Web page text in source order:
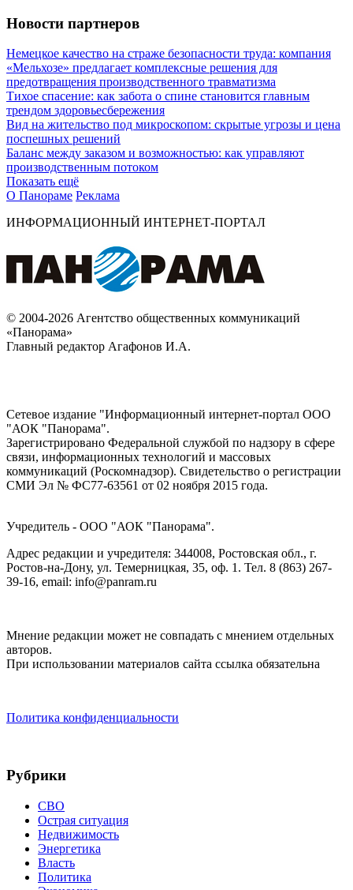
Новости партнеров
Немецкое качество на страже безопасности труда: компания
«Мельхозе» предлагает комплексные решения для
предотвращения производственного травматизма
Тихое спасение: как забота о спине становится главным
трендом здоровьесбережения
Вид на жительство под микроскопом: скрытые угрозы и цена
поспешных решений
Баланс между заказом и возможностью: как управляют
производственным потоком
Показать ещё
О Панораме Реклама
ИНФОРМАЦИОННЫЙ ИНТЕРНЕТ-ПОРТАЛ
© 2004-2026 Агентство общественных коммуникаций
«Панорама»
Главный редактор Агафонов И.А.
Сетевое издание "Информационный интернет-портал ООО
"АОК "Панорама".
Зарегистрировано Федеральной службой по надзору в сфере
связи, информационных технологий и массовых
коммуникаций (Роскомнадзор). Cвидетельство о регистрации
СМИ Эл № ФС77-63561 от 02 ноября 2015 года.
Учредитель - ООО "АОК "Панорама".
Адрес редакции и учредителя: 344008, Ростовская обл., г.
Ростов-на-Дону, ул. Темерницкая, 35, оф. 1. Тел. 8 (863) 267-
39-16, email: info@panram.ru
Мнение редакции может не совпадать с мнением отдельных
авторов.
При использовании материалов сайта ссылка обязательна
Политика конфиденциальности
Рубрики
СВО
Острая ситуация
Недвижимость
Энергетика
Власть
Политика